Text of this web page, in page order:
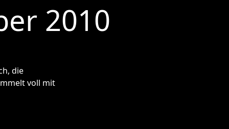
2010
die
voll mit